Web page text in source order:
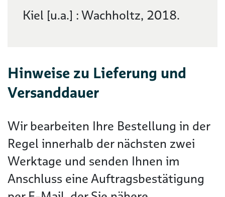
Kiel [u.a.] : Wachholtz, 2018.
Hinweise zu Lieferung und
Versanddauer
Wir bearbeiten Ihre Bestellung in der
Regel innerhalb der nächsten zwei
Werktage und senden Ihnen im
Anschluss eine Auftragsbestätigung